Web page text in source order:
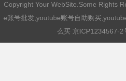
Copyright Your WebSite.Some Rights
e账号批发,youtube账号自助购买
么买 京ICP1234567-2